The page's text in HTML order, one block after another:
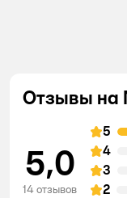
Отзывы на
5,0
14 отзывов
5
4
3
2